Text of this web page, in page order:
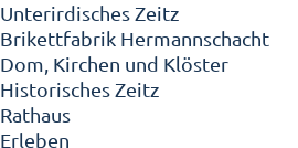
Unterirdisches Zeitz
Brikettfabrik Hermannschacht
Dom, Kirchen und Klöster
Historisches Zeitz
Rathaus
Erleben